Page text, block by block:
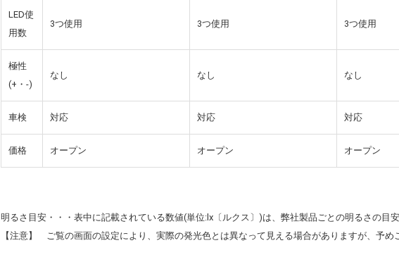
LED使
用数
3つ使用 3つ使用 3つ使用
極性
(+・-)
なし なし なし
車検 対応 対応 対応
価格 オープン オープン オープン
明るさ目安・・・表中に記載されている数値(単位:lx〔ルクス〕)は、弊社製品ごとの明るさの目
【注意】 ご覧の画面の設定により、実際の発光色とは異なって見える場合がありますが、予め